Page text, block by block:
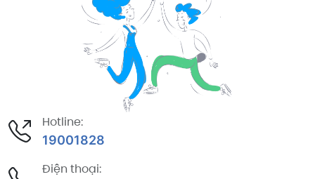
Hotline:
19001828
Điện thoại: